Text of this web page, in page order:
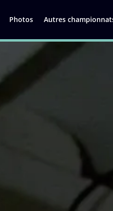
Photos Autres